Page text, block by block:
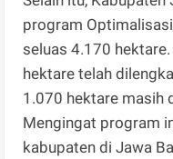
program
seluas 4.170
hektare telah
1.070 hektare masih
Mengingat program
kabupaten di Jawa